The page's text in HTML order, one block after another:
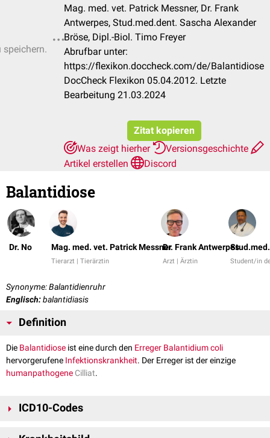
speichern.
Mag. med. vet. Patrick Messner, Dr. Frank
Antwerpes, Stud.med.dent. Sascha Alexander
Bröse, Dipl.-Biol. Timo Freyer
Abrufbar unter:
https://flexikon.doccheck.com/de/Balantidiose
DocCheck Flexikon 05.04.2012. Letzte
Bearbeitung 21.03.2024
Zitat kopieren
Was zeigt hierher
Versionsgeschichte
Artikel erstellen
Discord
Balantidiose
Dr. No Mag. med. vet. Patrick Messner
Tierarzt | Tierärztin
Dr. Frank Antwerpes
Arzt | Ärztin Student/in
Synonyme: Balantidienruhr
Englisch:balantidiasis
Definition
Die Balantidiose ist eine durch den Erreger Balantidium coli
hervorgerufene Infektionskrankheit. Der Erreger ist der einzige
humanpathogene Cilliat.
ICD10-Codes